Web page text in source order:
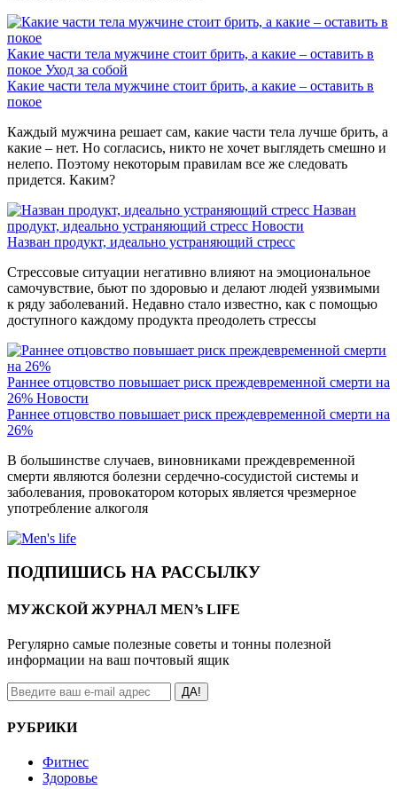
Какие части тела мужчине стоит брить, а какие – оставить в
покое Уход за собой
Какие части тела мужчине стоит брить, а какие – оставить в
покое
Каждый мужчина решает сам, какие части тела лучше брить, а
какие – нет. Но согласись, никто не хочет выглядеть смешно и
нелепо. Поэтому некоторым правилам все же следовать
придется. Каким?
Назван
продукт, идеально устраняющий стресс Новости
Назван продукт, идеально устраняющий стресс
Стрессовые ситуации негативно влияют на эмоциональное
самочувствие, бьют по здоровью и делают людей уязвимыми
к ряду заболеваний. Недавно стало известно, как с помощью
доступного каждому продукта преодолеть стрессы
Раннее отцовство повышает риск преждевременной смерти на
26% Новости
Раннее отцовство повышает риск преждевременной смерти на
26%
В большинстве случаев, виновниками преждевременной
смерти являются болезни сердечно-сосудистой системы и
заболевания, провокатором которых является чрезмерное
употребление алкоголя
ПОДПИШИСЬ НА РАССЫЛКУ
МУЖСКОЙ ЖУРНАЛ MEN’s LIFE
Регулярно самые полезные советы и тонны полезной
информации на ваш почтовый ящик
ДА!
РУБРИКИ
Фитнес
Здоровье